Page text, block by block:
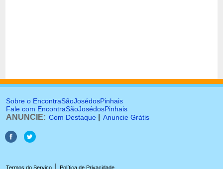
Sobre o EncontraSãoJosédosPinhais
Fale com EncontraSãoJosédosPinhais
ANUNCIE: Com Destaque Anuncie Grátis
Termos do Serviço Política de Privacidade